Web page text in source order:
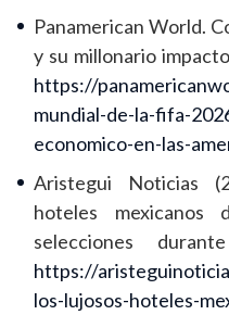
Panamerican World.
y su millonario
https://
mundial-de-la-fifa-
economico-en-las-
Aristegui Noticias
hoteles mexicanos
selecciones
https://
los-lujosos-hoteles-